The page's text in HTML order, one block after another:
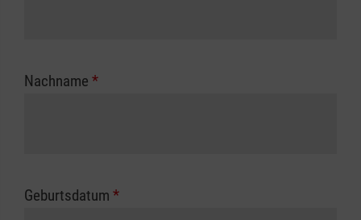
Nachname *
Geburtsdatum *